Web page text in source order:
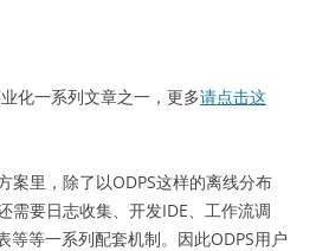
化一系列文章之一，更多请点击这
里，除了以ODPS这样的离线分布
需要日志收集、开发IDE、工作流调
等等一系列配套机制。因此ODPS用户